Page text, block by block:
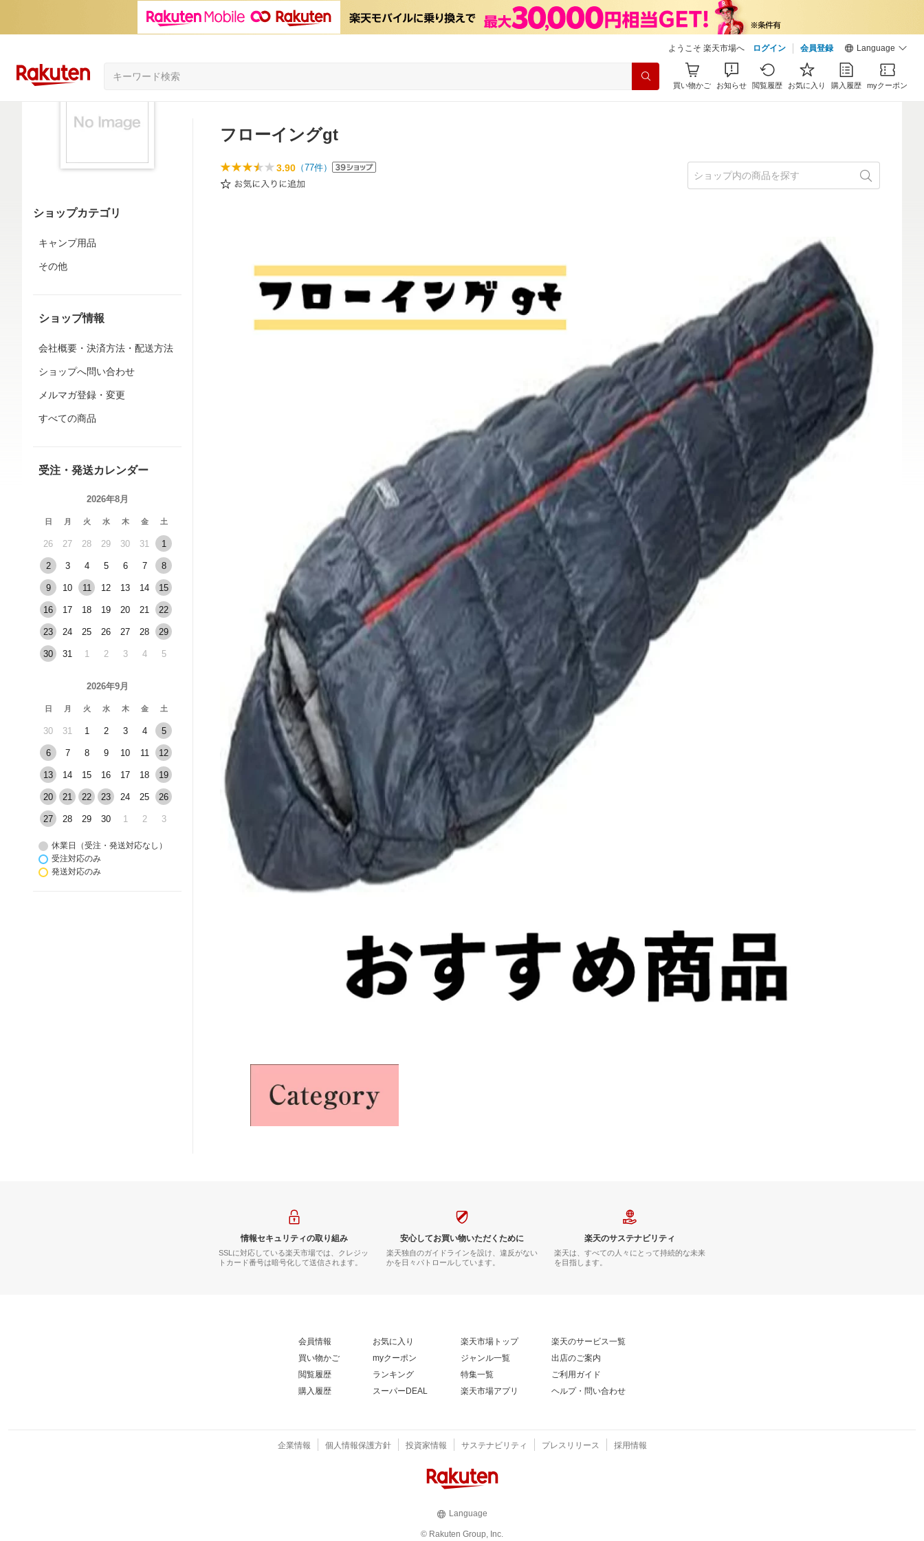
ようこそ 楽天市場へ ログイン 会員登録 Language
買い物かご お知らせ 閲覧履歴 お気に入り 購入履歴 myクーポン
ショップカテゴリ
キャンプ用品
その他
ショップ情報
会社概要・決済方法・配送方法
ショップへ問い合わせ
メルマガ登録・変更
すべての商品
受注・発送カレンダー
2026年8月
日 月 火 水 木 金 土
26 27 28 29 30 31 1
2 3 4 5 6 7 8
9 10 11 12 13 14 15
16 17 18 19 20 21 22
23 24 25 26 27 28 29
30 31 1 2 3 4 5
2026年9月
日 月 火 水 木 金 土
30 31 1 2 3 4 5
6 7 8 9 10 11 12
13 14 15 16 17 18 19
20 21 22 23 24 25 26
27 28 29 30 1 2 3
休業日（受注・発送対応なし）
受注対応のみ
発送対応のみ
フローイングgt
3.90 （77件）
情報セキュリティの取り組み
SSLに対応している楽天市場では、クレジッ
トカード番号は暗号化して送信されます。
安心してお買い物いただくために
楽天独自のガイドラインを設け、違反がない
かを日々パトロールしています。
楽天のサステナビリティ
楽天は、すべての人々にとって持続的な未来
を目指します。
会員情報
買い物かご
閲覧履歴
購入履歴
お気に入り
myクーポン
ランキング
スーパーDEAL
楽天市場トップ
ジャンル一覧
特集一覧
楽天市場アプリ
楽天のサービス一覧
出店のご案内
ご利用ガイド
ヘルプ・問い合わせ
企業情報 個人情報保護方針 投資家情報 サステナビリティ プレスリリース 採用情報
Language
© Rakuten Group, Inc.